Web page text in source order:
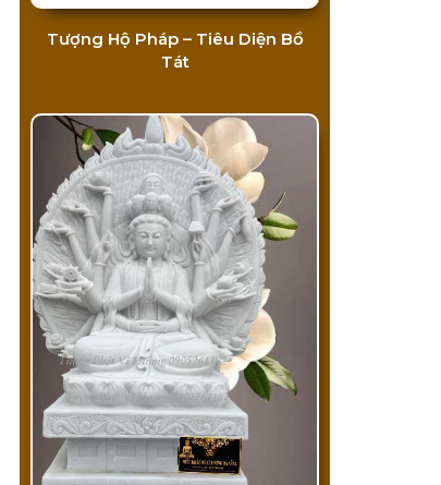
Tượng Hộ Pháp – Tiêu Diện Bồ
Tát